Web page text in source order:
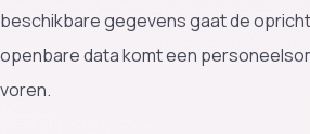
beschikbare gegevens gaat de
openbare data komt een
voren.